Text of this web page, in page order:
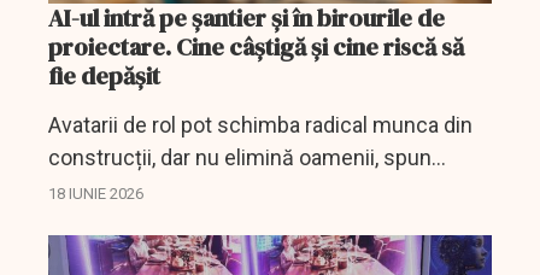
AI-ul intră pe șantier și în birourile de
proiectare. Cine câștigă și cine riscă să
fie depășit
Avatarii de rol pot schimba radical munca din
construcții, dar nu elimină oamenii, spun
Cătălin Podaru și Andrei Ciucă.
18 IUNIE 2026